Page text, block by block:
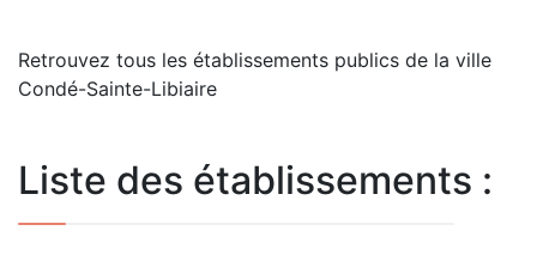
Retrouvez tous les établissements publics de la ville
Condé-Sainte-Libiaire
Liste des établissements :